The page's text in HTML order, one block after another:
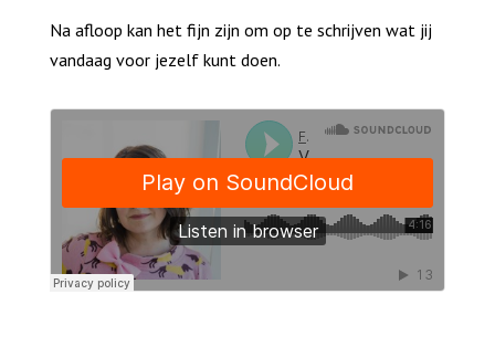
Na afloop kan het fijn zijn om op te schrijven wat jij
vandaag voor jezelf kunt doen.